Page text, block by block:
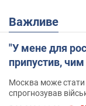
Важливе
"У мене для
припустив, чим
Москва може стати
спрогнозував